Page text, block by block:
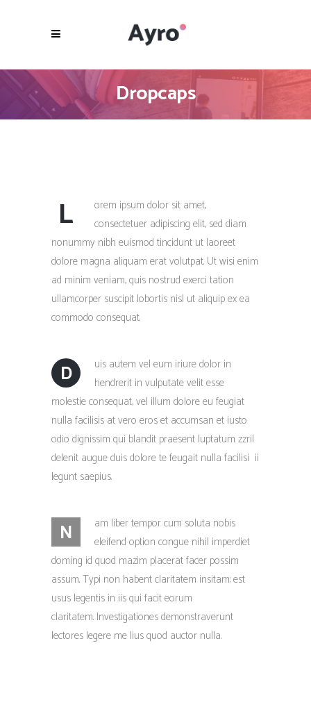
Dropcaps
L
orem ipsum dolor sit amet,
consectetuer adipiscing elit, sed diam
nonummy nibh euismod tincidunt ut laoreet
dolore magna aliquam erat volutpat. Ut wisi enim
ad minim veniam, quis nostrud exerci tation
ullamcorper suscipit lobortis nisl ut aliquip ex ea
commodo consequat.
D
uis autem vel eum iriure dolor in
hendrerit in vulputate velit esse
molestie consequat, vel illum dolore eu feugiat
nulla facilisis at vero eros et accumsan et iusto
odio dignissim qui blandit praesent luptatum zzril
delenit augue duis dolore te feugait nulla facilisi ii
legunt saepius.
N
am liber tempor cum soluta nobis
eleifend option congue nihil imperdiet
doming id quod mazim placerat facer possim
assum. Typi non habent claritatem insitam; est
usus legentis in iis qui facit eorum
claritatem. Investigationes demonstraverunt
lectores legere me lius quod auctor nulla.